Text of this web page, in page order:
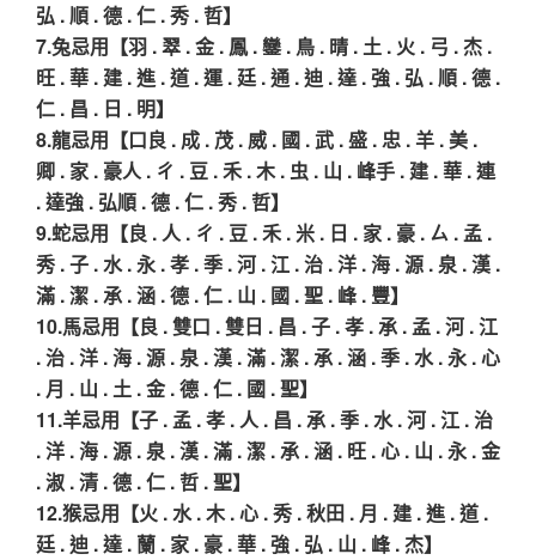
弘 . 順 . 德 . 仁 . 秀 . 哲】
7.兔忌用【羽 . 翠 . 金 . 鳳 . 鑾 . 鳥 . 晴 . 土 . 火 . 弓 . 杰 .
旺 . 華 . 建 . 進 . 道 . 運 . 廷 . 通 . 迪 . 達 . 強 . 弘 . 順 . 德 .
仁 . 昌 . 日 . 明】
8.龍忌用【口良 . 成 . 茂 . 威 . 國 . 武 . 盛 . 忠 . 羊 . 美 .
卿 . 家 . 豪人 . ㄔ . 豆 . 禾 . 木 . 虫 . 山 . 峰手 . 建 . 華 . 連
. 達強 . 弘順 . 德 . 仁 . 秀 . 哲】
9.蛇忌用【良 . 人 . ㄔ . 豆 . 禾 . 米 . 日 . 家 . 豪 . ㄙ . 孟 .
秀 . 子 . 水 . 永 . 孝 . 季 . 河 . 江 . 治 . 洋 . 海 . 源 . 泉 . 漢 .
滿 . 潔 . 承 . 涵 . 德 . 仁 . 山 . 國 . 聖 . 峰 . 豐】
10.馬忌用【良 . 雙口 . 雙日 . 昌 . 子 . 孝 . 承 . 孟 . 河 . 江
. 治 . 洋 . 海 . 源 . 泉 . 漢 . 滿 . 潔 . 承 . 涵 . 季 . 水 . 永 . 心
. 月 . 山 . 土 . 金 . 德 . 仁 . 國 . 聖】
11.羊忌用【子 . 孟 . 孝 . 人 . 昌 . 承 . 季 . 水 . 河 . 江 . 治
. 洋 . 海 . 源 . 泉 . 漢 . 滿 . 潔 . 承 . 涵 . 旺 . 心 . 山 . 永 . 金
. 淑 . 清 . 德 . 仁 . 哲 . 聖】
12.猴忌用【火 . 水 . 木 . 心 . 秀 . 秋田 . 月 . 建 . 進 . 道 .
廷 . 迪 . 達 . 蘭 . 家 . 豪 . 華 . 強 . 弘 . 山 . 峰 . 杰】